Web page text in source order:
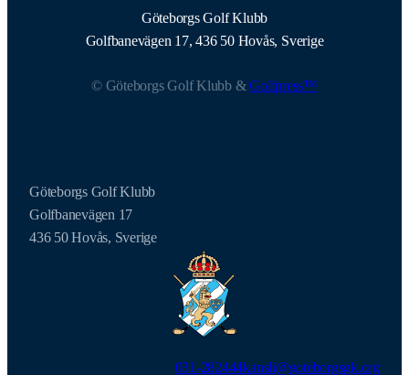
Göteborgs Golf Klubb
Golfbanevägen 17, 436 50 Hovås, Sverige
© Göteborgs Golf Klubb &Golfpress™
Göteborgs Golf Klubb
Golfbanevägen 17
436 50 Hovås, Sverige
031-282444kansli@goteborgsgk.org